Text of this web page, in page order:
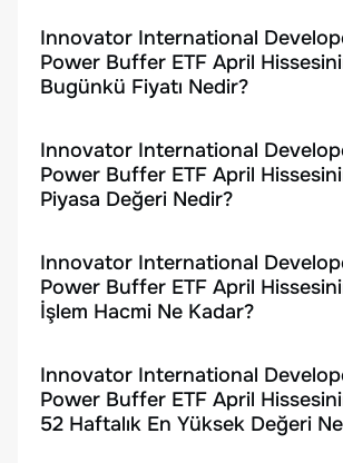
Innovator International
Power Buffer ETF April
Bugünkü Fiyatı Nedir?
Innovator International
Power Buffer ETF April
Piyasa Değeri Nedir?
Innovator International
Power Buffer ETF April
İşlem Hacmi Ne Kadar?
Innovator International
Power Buffer ETF April
52 Haftalık En Yüksek Değeri